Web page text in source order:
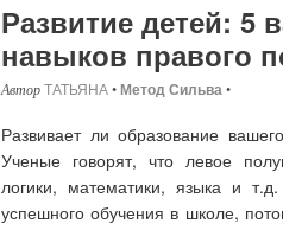
Развитие детей: 5
навыков правого
ТАТЬЯНА•Метод Сильва•
Развивает ли образование
Ученые говорят, что левое
логики, математики, языка и
успешного обучения в школе,